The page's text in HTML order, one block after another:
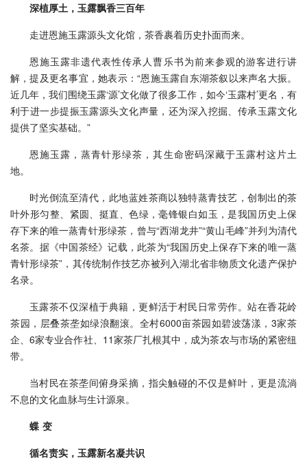
深植厚土，玉露飘香三百年
走进恩施玉露源头文化馆，茶香裹着历史扑面而来。
恩施玉露非遗代表性传承人曹乐书为前来参观的游客进行讲
解，提及更名事宜，她表示：“恩施玉露自东湖茶叙以来声名大振。
近几年，我们围绕玉露‘源’文化做了很多工作，如今‘玉露村’更名，有
利于进一步提振玉露源头文化声量，还为深入挖掘、传承玉露文化
提供了坚实基础。”
恩施玉露，蒸青针形绿茶，其生命密码深藏于玉露村这片土
地。
时光倒流至清代，此地蓝姓茶商以独特蒸青技艺，创制出的茶
叶外形匀整、紧圆、挺直、色绿，毫锋银白如玉，是我国历史上保
存下来的唯一蒸青针形绿茶，曾与“西湖龙井”“黄山毛峰”并列为清代
名茶。据《中国茶经》记载，此茶为“我国历史上保存下来的唯一蒸
青针形绿茶”，其传统制作技艺亦被列入湖北省非物质文化遗产保护
名录。
玉露茶不仅深植于典籍，更鲜活于村民日常劳作。站在香花岭
茶园，层叠茶垄如绿浪翻滚。全村6000亩茶园如碧波荡漾，3家茶
企、6家专业合作社、11家茶厂扎根其中，成为茶农与市场的紧密纽
带。
当村民在茶垄间俯身采摘，指尖触碰的不仅是鲜叶，更是流淌
不息的文化血脉与生计源泉。
蝶 变
循名责实，玉露新名凝共识